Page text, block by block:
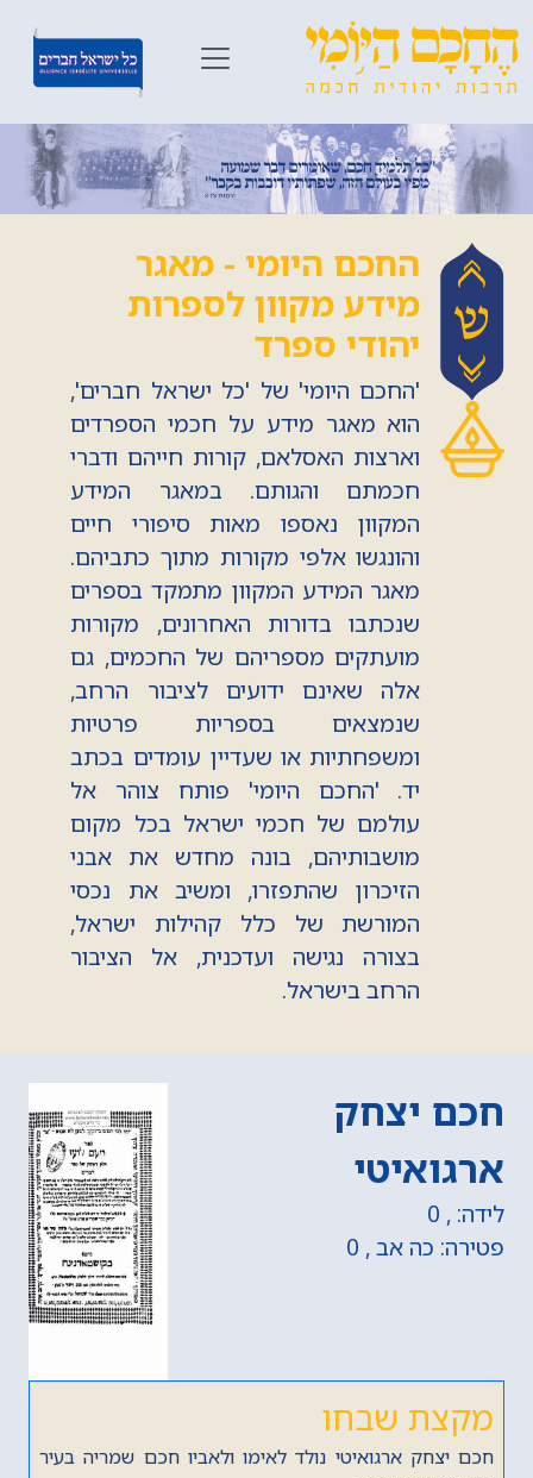
החכם היומי - מאגר
מידע מקוון לספרות
יהודי ספרד
'החכם היומי' של 'כל ישראל חברים',
הוא מאגר מידע על חכמי הספרדים
וארצות האסלאם, קורות חייהם ודברי
חכמתם והגותם. במאגר המידע
המקוון נאספו מאות סיפורי חיים
והונגשו אלפי מקורות מתוך כתביהם.
מאגר המידע המקוון מתמקד בספרים
שנכתבו בדורות האחרונים, מקורות
מועתקים מספריהם של החכמים, גם
אלה שאינם ידועים לציבור הרחב,
שנמצאים בספריות פרטיות
ומשפחתיות או שעדיין עומדים בכתב
יד. 'החכם היומי' פותח צוהר אל
עולמם של חכמי ישראל בכל מקום
מושבותיהם, בונה מחדש את אבני
הזיכרון שהתפזרו, ומשיב את נכסי
המורשת של כלל קהילות ישראל,
בצורה נגישה ועדכנית, אל הציבור
הרחב בישראל.
חכם יצחק
ארגואיטי
לידה: , 0
פטירה: כה אב , 0
מקצת שבחו
חכם יצחק ארגואיטי נולד לאימו ולאביו חכם שמריה בעיר